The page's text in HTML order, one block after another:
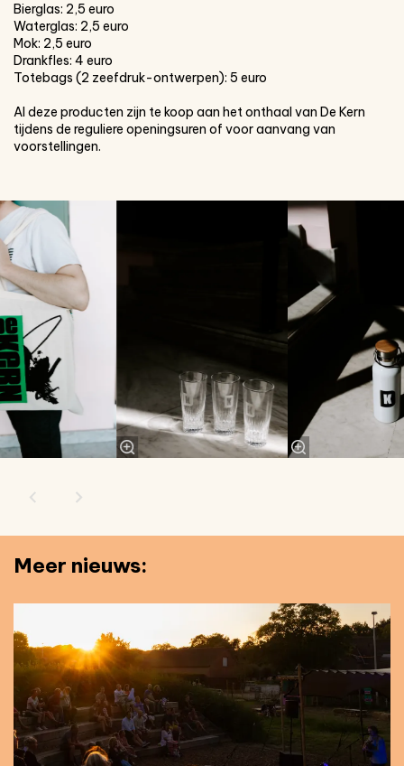
Bierglas: 2,5 euro
Waterglas: 2,5 euro
Mok: 2,5 euro
Drankfles: 4 euro
Totebags (2 zeefdruk-ontwerpen): 5 euro
Al deze producten zijn te koop aan het onthaal van De Kern
tijdens de reguliere openingsuren of voor aanvang van
voorstellingen.
Overslaan
Meer nieuws: